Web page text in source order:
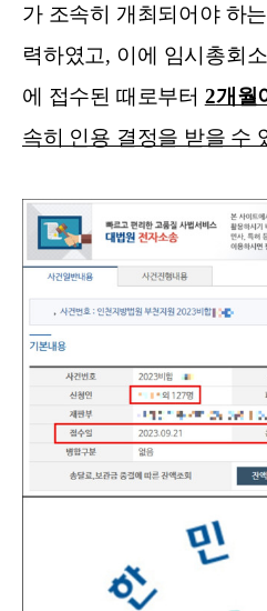
가 조속히 개최되어야 하
력하였고, 이에 임시총회
에 접수된 때로부터 2개월
속히 인용 결정을 받을 수